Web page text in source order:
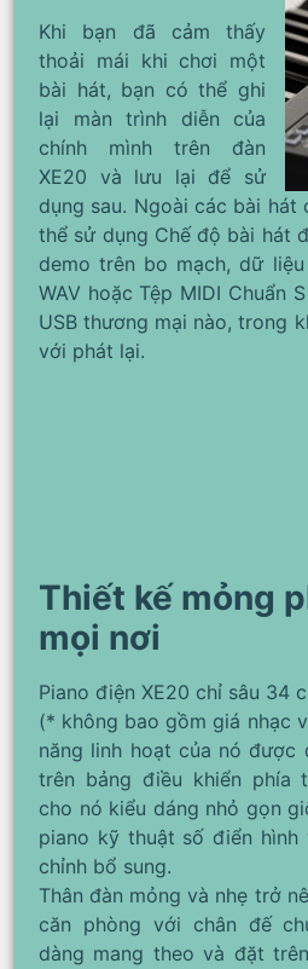
Khi bạn đã cảm thấy
thoải mái khi chơi một
bài hát, bạn có thể ghi
lại màn trình diễn của
chính mình trên đàn
XE20 và lưu lại để sử
dụng sau. Ngoài các bài hát
thể sử dụng Chế độ bài hát
demo trên bo mạch, dữ
WAV hoặc Tệp MIDI Chuẩn
USB thương mại nào, trong
với phát lại.
Thiết kế mỏng
mọi nơi
Piano điện XE20 chỉ sâu 34
(* không bao gồm giá nhạc
năng linh hoạt của nó
trên bảng điều khiển phía
cho nó kiểu dáng nhỏ gọn
piano kỹ thuật số điển
chỉnh bổ sung.
Thân đàn mỏng và nhẹ trở
căn phòng với chân đế
dàng mang theo và đặt